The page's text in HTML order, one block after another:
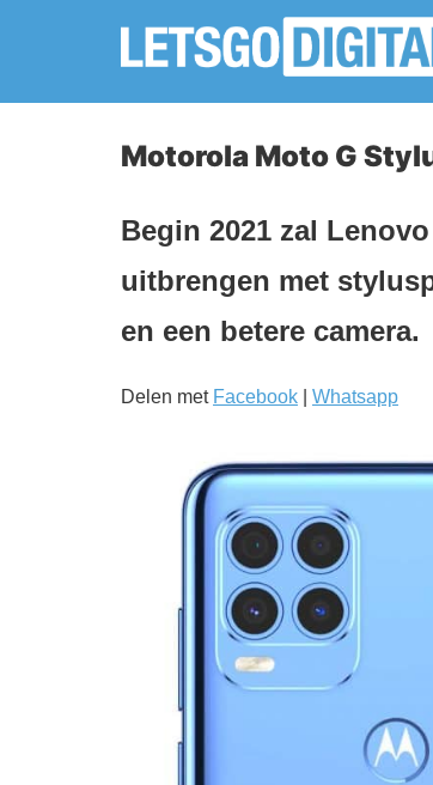
Motorola Moto G
Begin 2021 zal
uitbrengen met
en een betere camera.
Delen met Facebook Whatsapp